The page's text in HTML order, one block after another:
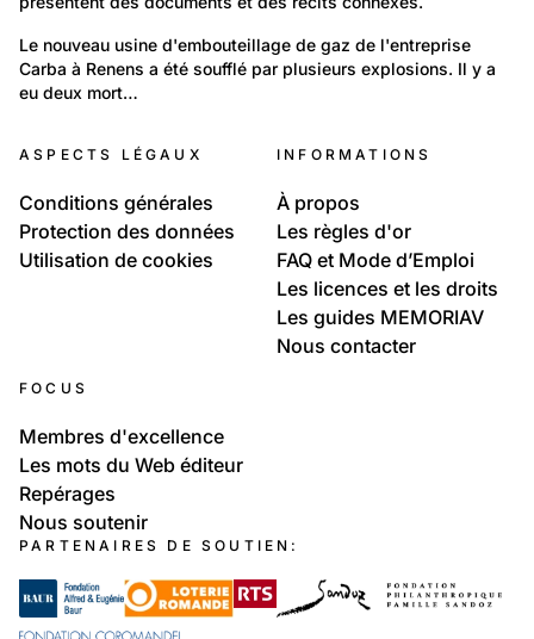
Politique et Société: Evénements
Explosion de la Carba à Renens en 1969
Le nouveau usine d'embouteillage de gaz de l'entreprise
Carba à Renens a été soufflé par plusieurs explosions. Il y a
eu deux mort…
ASPECTS LÉGAUX
Conditions générales
Protection des données
Utilisation de cookies
INFORMATIONS
À propos
Les règles d'or
FAQ et Mode d’Emploi
Les licences et les droits
Les guides MEMORIAV
Nous contacter
FOCUS
Membres d'excellence
Les mots du Web éditeur
Repérages
Nous soutenir
PARTENAIRES DE SOUTIEN: